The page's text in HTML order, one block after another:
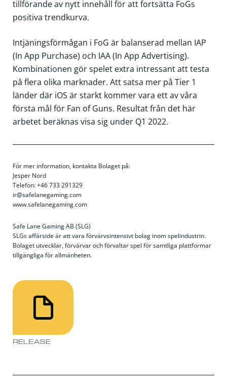
tillförande av nytt innehåll för att fortsätta FoGs
positiva trendkurva.
Intjäningsförmågan i FoG är balanserad mellan IAP
(In App Purchase) och IAA (In App Advertising).
Kombinationen gör spelet extra intressant att testa
på flera olika marknader. Att satsa mer på Tier 1
länder där iOS är starkt kommer vara ett av våra
första mål för Fan of Guns. Resultat från det här
arbetet beräknas visa sig under Q1 2022.
För mer information, kontakta Bolaget på:
Jesper Nord
Telefon: +46 733 291329
ir@safelanegaming.com
www.safelanegaming.com
Safe Lane Gaming AB (SLG)
SLGs affärside är att vara förvärvsintensivt bolag inom spelindustrin.
Bolaget utvecklar, förvärvar och förvaltar spel för samtliga plattformar
tillgängliga för allmänheten.
RELEASE